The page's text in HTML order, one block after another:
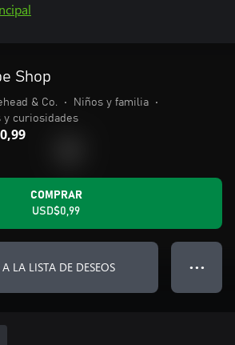
Shop
& Co. • Niños y familia
•
y curiosidades
COMPRAR
USD$0,99
LA LISTA DE DESEOS ● ● ●